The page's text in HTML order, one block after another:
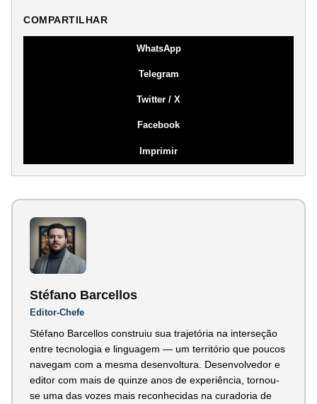
COMPARTILHAR
WhatsApp
Telegram
Twitter / X
Facebook
Imprimir
Stéfano Barcellos
Editor-Chefe
Stéfano Barcellos construiu sua trajetória na interseção
entre tecnologia e linguagem — um território que poucos
navegam com a mesma desenvoltura. Desenvolvedor e
editor com mais de quinze anos de experiência, tornou-
se uma das vozes mais reconhecidas na curadoria de